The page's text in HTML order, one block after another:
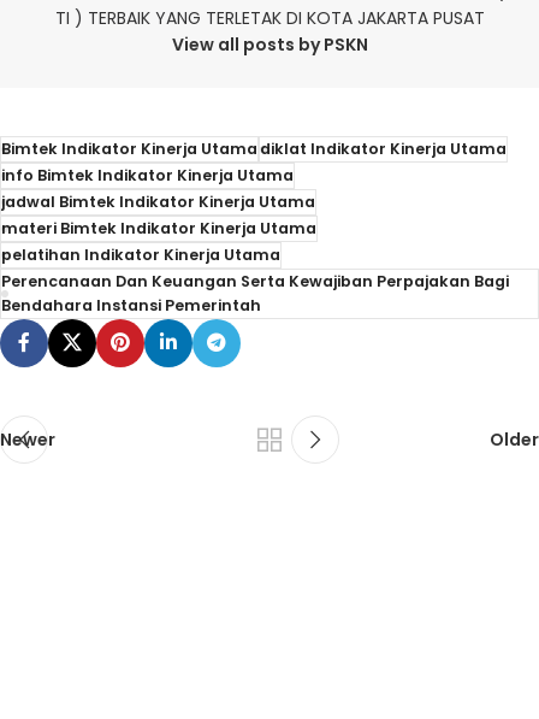
TI ) TERBAIK YANG TERLETAK DI KOTA JAKARTA PUSAT
View all posts by PSKN
Bimtek Indikator Kinerja Utamadiklat Indikator Kinerja Utama
info Bimtek Indikator Kinerja Utama
jadwal Bimtek Indikator Kinerja Utama
materi Bimtek Indikator Kinerja Utama
pelatihan Indikator Kinerja Utama
Perencanaan Dan Keuangan Serta Kewajiban Perpajakan Bagi
Bendahara Instansi Pemerintah
Newer Older